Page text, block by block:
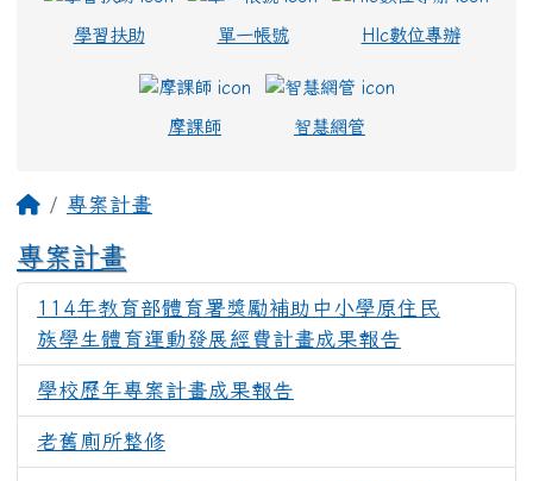
學習扶助 單一帳號 Hlc數位專辦
摩課師 智慧網管
主內容區域
回首頁
專案計畫
專案計畫
114年教育部體育署獎勵補助中小學原住民
族學生體育運動發展經費計畫成果報告
學校歷年專案計畫成果報告
老舊廁所整修